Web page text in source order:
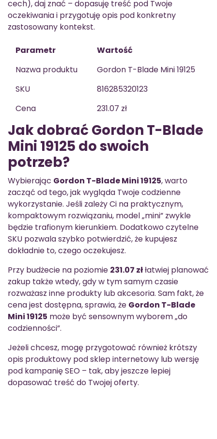
cech), daj znać – dopasuję treść pod Twoje
oczekiwania i przygotuję opis pod konkretny
zastosowany kontekst.
Parametr
Wartość
Nazwa produktu
Gordon T-Blade Mini 19125
SKU
816285320123
Cena
231.07 zł
Jak dobrać Gordon T-Blade
Mini 19125 do swoich
potrzeb?
Wybierając Gordon T-Blade Mini 19125, warto
zacząć od tego, jak wygląda Twoje codzienne
wykorzystanie. Jeśli zależy Ci na praktycznym,
kompaktowym rozwiązaniu, model „mini” zwykle
będzie trafionym kierunkiem. Dodatkowo czytelne
SKU pozwala szybko potwierdzić, że kupujesz
dokładnie to, czego oczekujesz.
Przy budżecie na poziomie 231.07 złłatwiej planować
zakup także wtedy, gdy w tym samym czasie
rozważasz inne produkty lub akcesoria. Sam fakt, że
cena jest dostępna, sprawia, że Gordon T-Blade
Mini 19125 może być sensownym wyborem „do
codzienności”.
Jeżeli chcesz, mogę przygotować również krótszy
opis produktowy pod sklep internetowy lub wersję
pod kampanię SEO – tak, aby jeszcze lepiej
dopasować treść do Twojej oferty.